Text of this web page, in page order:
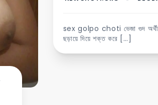
sex golpo choti ভেজা গুদ অর্থী
ছড়ায়ে দিয়ে শক্ত করে […]